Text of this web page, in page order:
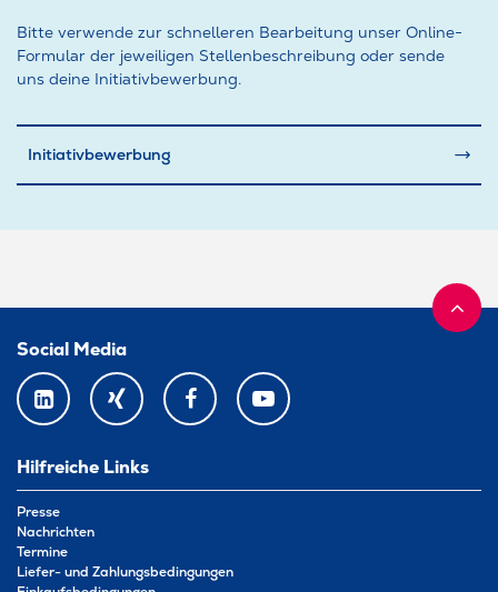
Bitte verwende zur schnelleren Bearbeitung unser Online-
Formular der jeweiligen Stellenbeschreibung oder sende
uns deine Initiativbewerbung.
Initiativbewerbung
Hilfreiche Links
Presse
Nachrichten
Termine
Liefer- und Zahlungsbedingungen
Social Media
LINKEDIN XING FACEBOOKYOUTUBE